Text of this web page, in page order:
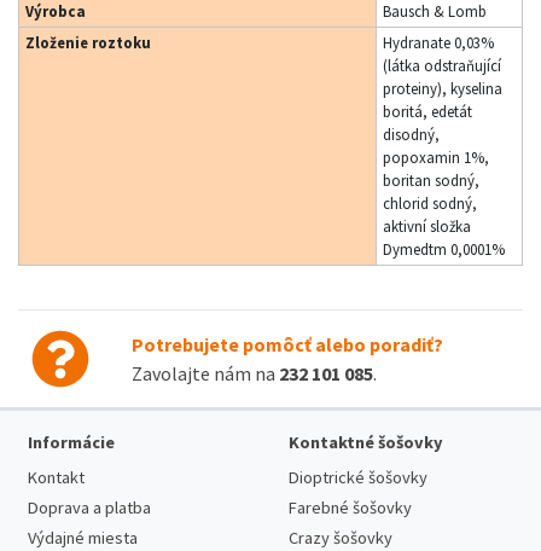
Výrobca
Bausch & Lomb
Zloženie roztoku
Hydranate 0,03%
(látka odstraňující
proteiny), kyselina
boritá, edetát
disodný,
popoxamin 1%,
boritan sodný,
chlorid sodný,
aktivní složka
Dymedtm 0,0001%
Potrebujete pomôcť alebo poradiť?
Zavolajte nám na 232 101 085.
Informácie
Kontakt
Doprava a platba
Výdajné miesta
Kontaktné šošovky
Dioptrické šošovky
Farebné šošovky
Crazy šošovky